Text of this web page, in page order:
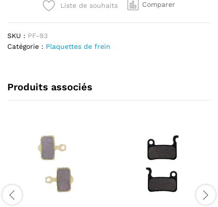
Haute
Performance
Liste de souhaits Comparer
SKU : PF-93
Catégorie : Plaquettes de frein
Produits associés